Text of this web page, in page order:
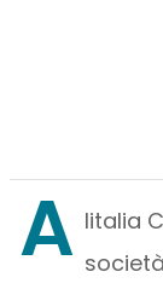
A litalia